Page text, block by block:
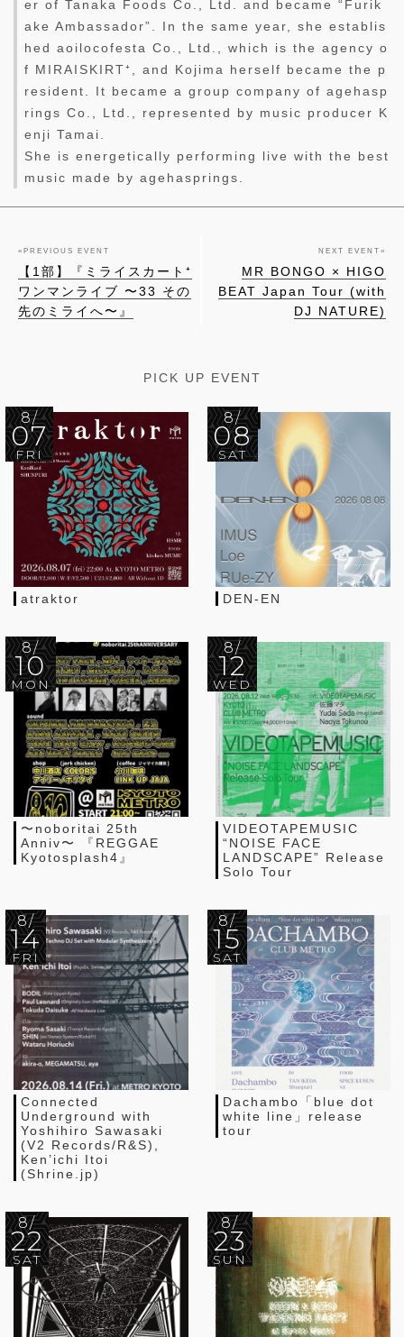
er of Tanaka Foods Co., Ltd. and became “Furik
ake Ambassador”. In the same year, she establis
hed aoilocofesta Co., Ltd., which is the agency o
f MIRAISKIRT⁺, and Kojima herself became the p
resident. It became a group company of agehasp
rings Co., Ltd., represented by music producer K
enji Tamai.
She is energetically performing live with the best
music made by agehasprings.
« PREVIOUS EVENT
【1部】『ミライスカート⁺
ワンマンライブ 〜33 その
先のミライへ〜』
NEXT EVENT »
MR BONGO × HIGO
BEAT Japan Tour (with
DJ NATURE)
PICK UP EVENT
8/
07
FRI
atraktor
8/
08
SAT
DEN-EN
8/
10
MON
〜noboritai 25th
Anniv〜 『REGGAE
Kyotosplash4』
8/
12
WED
VIDEOTAPEMUSIC
“NOISE FACE
LANDSCAPE” Release
Solo Tour
8/
14
FRI
Connected
Underground with
Yoshihiro Sawasaki
(V2 Records/R&S),
Ken’ichi Itoi
(Shrine.jp)
8/
15
SAT
Dachambo「blue dot
white line」release
tour
8/
22
SAT
8/
23
SUN